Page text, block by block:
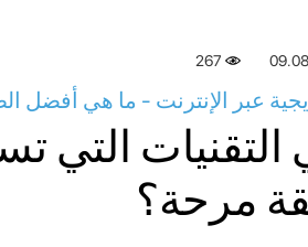
267
عبر الإنترنت - ما هي أفضل
التي
مرحة؟